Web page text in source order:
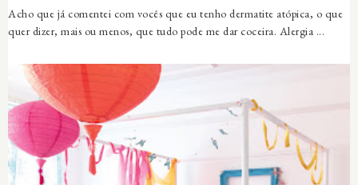
Acho que já comentei com vocês que eu tenho dermatite atópica, o que
quer dizer, mais ou menos, que tudo pode me dar coceira. Alergia ...